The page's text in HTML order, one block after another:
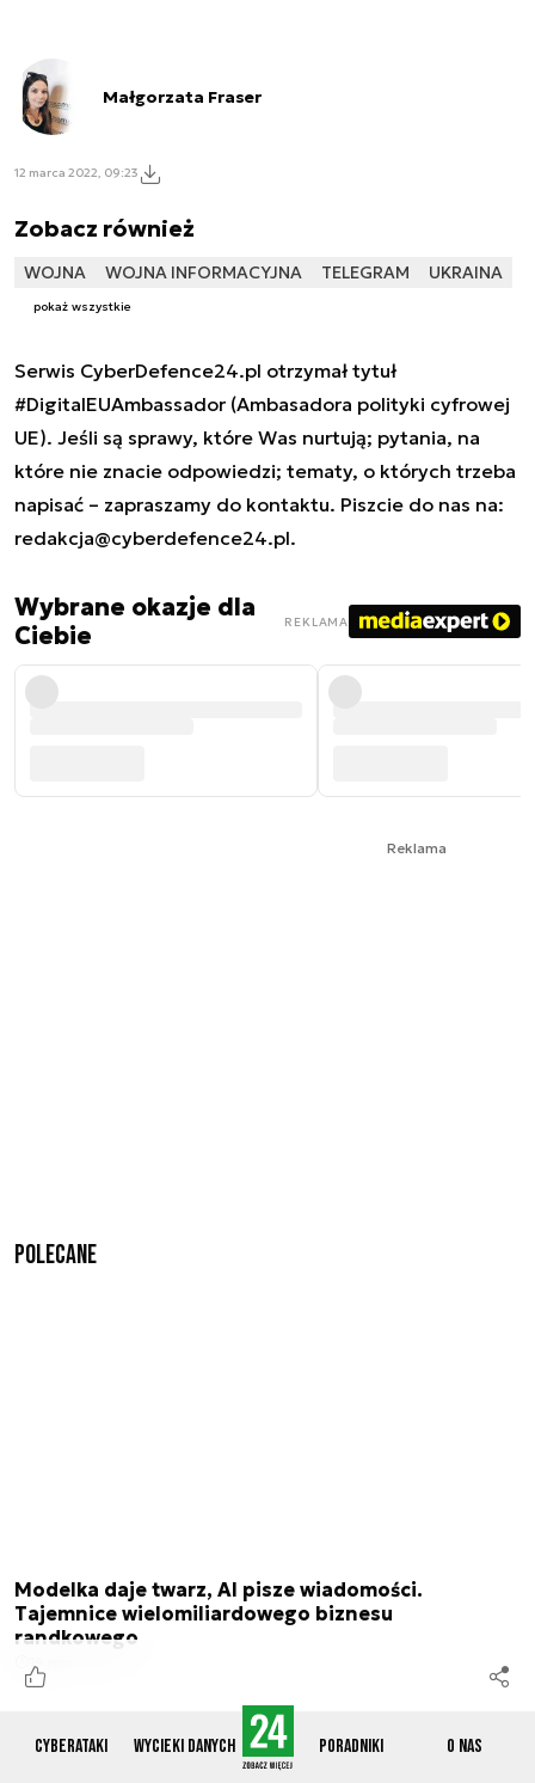
Cyberataki Wycieki danych Poradniki O nas
Małgorzata Fraser
12 marca 2022, 09:23
Zobacz również
WOJNA WOJNA INFORMACYJNA TELEGRAM UKRAINA
pokaż wszystkie
Serwis CyberDefence24.pl otrzymał tytuł
#DigitalEUAmbassador (Ambasadora polityki cyfrowej
UE). Jeśli są sprawy, które Was nurtują; pytania, na
które nie znacie odpowiedzi; tematy, o których trzeba
napisać – zapraszamy do kontaktu. Piszcie do nas na:
redakcja@cyberdefence24.pl.
Wybrane okazje dla
Ciebie
REKLAMA
Reklama
Polecane
Modelka daje twarz, AI pisze wiadomości.
Tajemnice wielomiliardowego biznesu
randkowego
19 min.